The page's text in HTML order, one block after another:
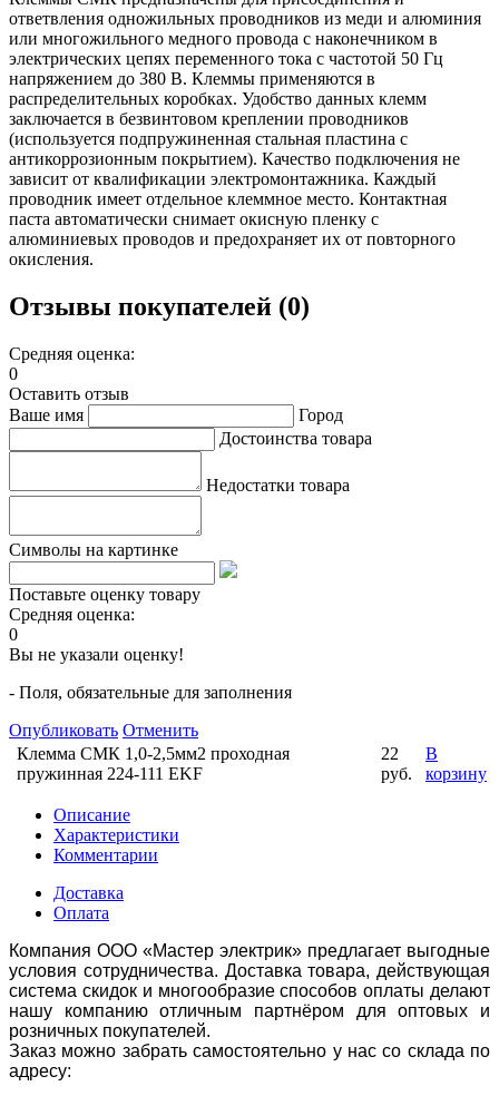
ответвления одножильных проводников из меди и алюминия
или многожильного медного провода с наконечником в
электрических цепях переменного тока с частотой 50 Гц
напряжением до 380 В. Клеммы применяются в
распределительных коробках. Удобство данных клемм
заключается в безвинтовом креплении проводников
(используется подпружиненная стальная пластина с
антикоррозионным покрытием). Качество подключения не
зависит от квалификации электромонтажника. Каждый
проводник имеет отдельное клеммное место. Контактная
паста автоматически снимает окисную пленку с
алюминиевых проводов и предохраняет их от повторного
окисления.
Отзывы покупателей (0)
Средняя оценка:
0
Оставить отзыв
Ваше имя
Город
Достоинства товара
Недостатки товара
Символы на картинке
Поставьте оценку товару
Средняя оценка:
0
Вы не указали оценку!
- Поля, обязательные для заполнения
Опубликовать Отменить
Клемма СМК 1,0-2,5мм2 проходная
пружинная 224-111 EKF
22
руб.
В
корзину
Описание
Характеристики
Комментарии
Доставка
Оплата
Компания ООО «Мастер электрик» предлагает выгодные
условия сотрудничества. Доставка товара, действующая
система скидок и многообразие способов оплаты делают
нашу компанию отличным партнёром для оптовых и
розничных покупателей.
Заказ можно забрать самостоятельно у нас со склада по
адресу: